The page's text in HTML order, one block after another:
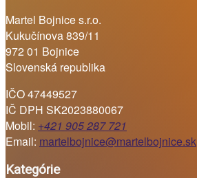
Martel Bojnice s.r.o.
Kukučínova 839/11
972 01 Bojnice
Slovenská republika
IČO 47449527
IČ DPH SK2023880067
Mobil: +421 905 287 721
Email: martelbojnice@martelbojnice.sk
Kategórie